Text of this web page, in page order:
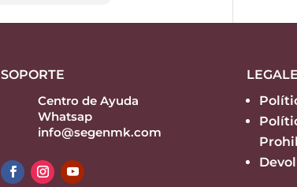
SOPORTE
Centro de Ayuda
Whatsap
info@segenmk.com